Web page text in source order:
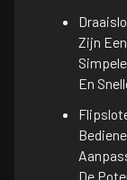
Zijn
En
De